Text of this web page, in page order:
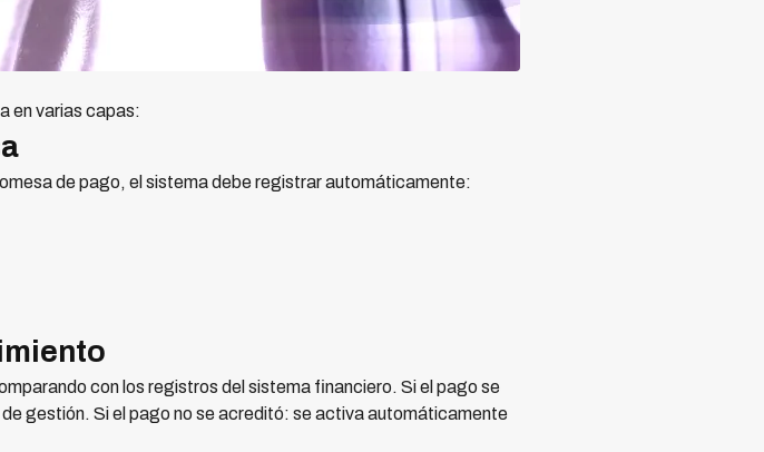
en varias capas:
de pago, el sistema debe registrar automáticamente:
con los registros del sistema financiero. Si el pago se
gestión. Si el pago no se acreditó: se activa automáticamente